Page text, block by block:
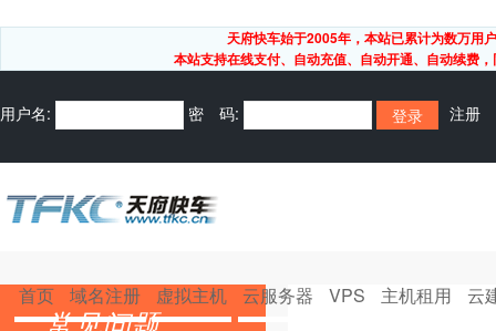
天府快车始于2005年，本站已累计为数万用
本站支持在线支付、自动充值、自动开通、自动续费
用户名: 密 码: 注册
首页 域名注册 虚拟主机 云服务器 VPS 主机租用 云